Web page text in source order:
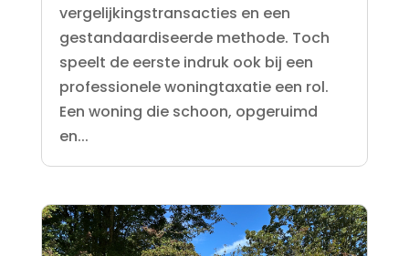
vergelijkingstransacties en een
gestandaardiseerde methode. Toch
speelt de eerste indruk ook bij een
professionele woningtaxatie een rol.
Een woning die schoon, opgeruimd
en...